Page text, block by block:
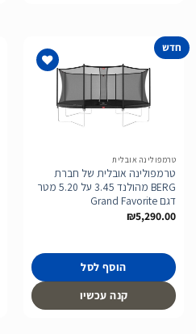
חדש
טרמפולינה אובלית
טרמפולינה אובלית של חברת
BERG מהולנד 3.45 על 5.20 מטר
דגם Grand Favorite
₪5,290.00
הוסף לסל
קנה עכשיו